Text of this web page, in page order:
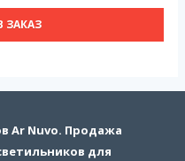
ЗАКАЗ
Ar Nuvo. Продажа
для